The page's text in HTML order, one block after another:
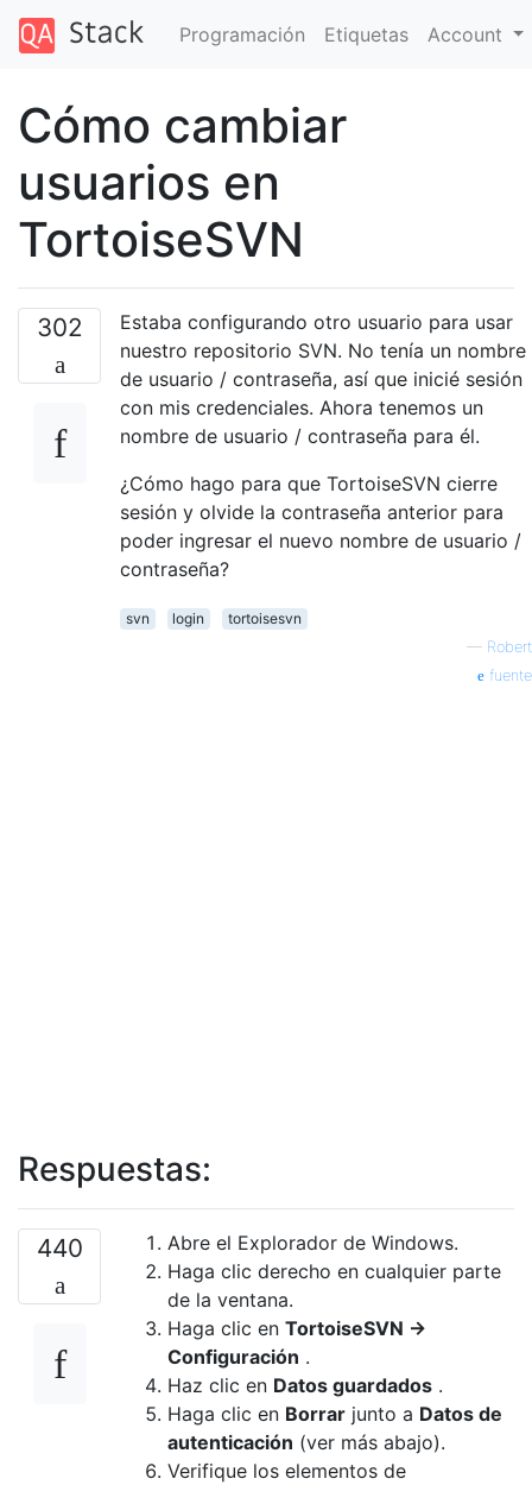
Programación Etiquetas Account
Cómo cambiar
usuarios en
TortoiseSVN
302
Estaba configurando otro usuario para usar
nuestro repositorio SVN. No tenía un nombre
de usuario / contraseña, así que inicié sesión
con mis credenciales. Ahora tenemos un
nombre de usuario / contraseña para él.
¿Cómo hago para que TortoiseSVN cierre
sesión y olvide la contraseña anterior para
poder ingresar el nuevo nombre de usuario /
contraseña?
svn login
tortoisesvn
— Robert
fuente
Respuestas:
440
Abre el Explorador de Windows.
Haga clic derecho en cualquier parte
de la ventana.
Haga clic en TortoiseSVN →
Configuración .
Haz clic en Datos guardados .
Haga clic en Borrar junto a Datos de
autenticación (ver más abajo).
Verifique los elementos de